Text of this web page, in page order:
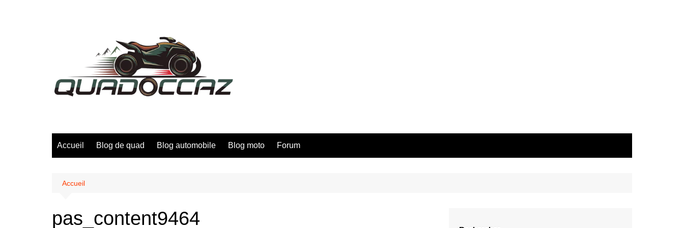
Accueil Blog de quad Blog automobile Blog moto Forum
Accueil
pas_content9464